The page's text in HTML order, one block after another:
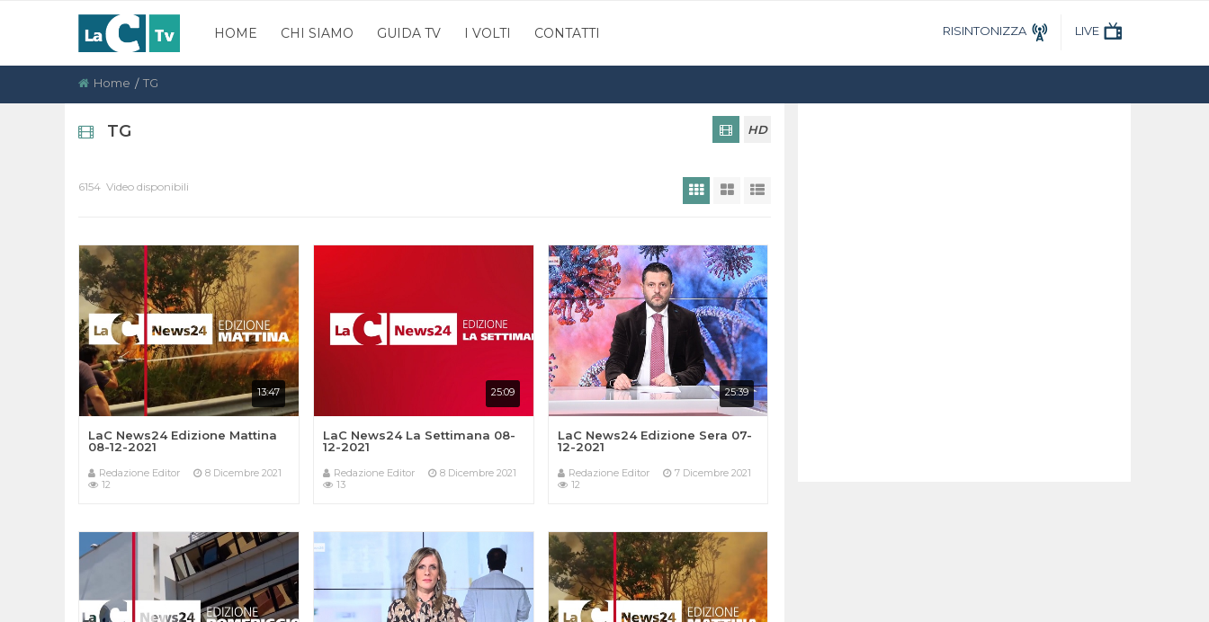
HOME CHI SIAMO GUIDA TV I VOLTI CONTATTI LIVE
RISINTONIZZA
Home TG
TG HD
6154 Video disponibili
13:47
LaC News24 Edizione Mattina
08-12-2021
Redazione Editor
8 Dicembre 2021
12
25:09
LaC News24 La Settimana 08-
12-2021
Redazione Editor
8 Dicembre 2021
13
25:39
LaC News24 Edizione Sera 07-
12-2021
Redazione Editor
7 Dicembre 2021
12